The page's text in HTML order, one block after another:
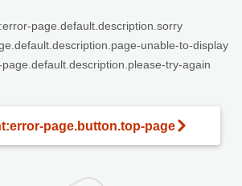
page.default.description.sorry
unable-to-display
try-again
page.button.top-page